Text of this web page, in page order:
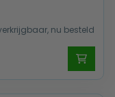
nu besteld